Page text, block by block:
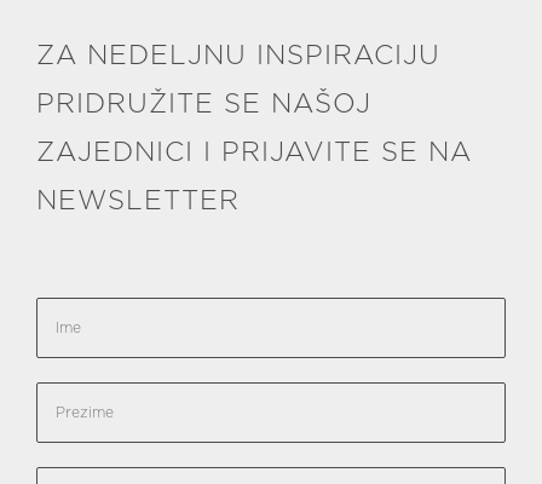
ZA NEDELJNU INSPIRACIJU
PRIDRUŽITE SE NAŠOJ
ZAJEDNICI I PRIJAVITE SE NA
NEWSLETTER